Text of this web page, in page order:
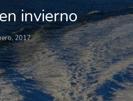
invierno
2017